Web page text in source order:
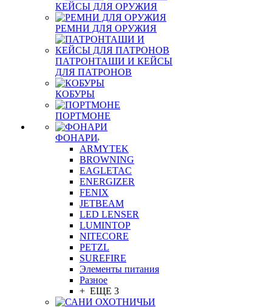
КЕЙСЫ ДЛЯ ОРУЖИЯ
РЕМНИ ДЛЯ ОРУЖИЯ
ПАТРОНТАШИ И КЕЙСЫ
ДЛЯ ПАТРОНОВ
КОБУРЫ
ПОРТМОНЕ
ФОНАРИ
ARMYTEK
BROWNING
EAGLETAC
ENERGIZER
FENIX
JETBEAM
LED LENSER
LUMINTOP
NITECORE
PETZL
SUREFIRE
Элементы питания
Разное
+ ЕЩЕ 3